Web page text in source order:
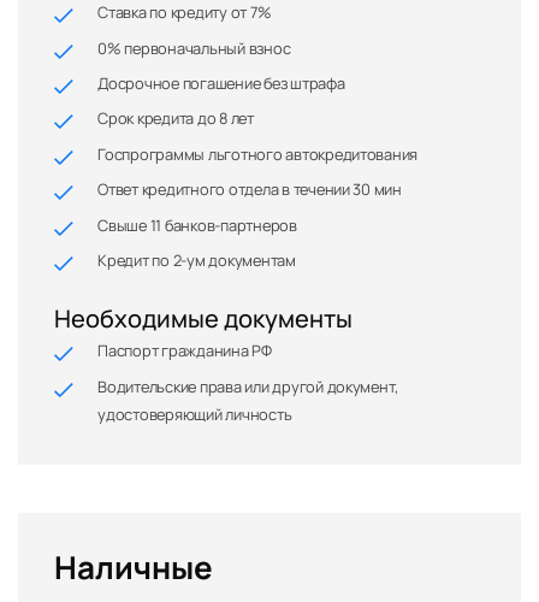
Ставка по кредиту от 7%
0% первоначальный взнос
Досрочное погашение без штрафа
Срок кредита до 8 лет
Госпрограммы льготного автокредитования
Ответ кредитного отдела в течении 30 мин
Свыше 11 банков-партнеров
Кредит по 2-ум документам
Необходимые документы
Паспорт гражданина РФ
Водительские права или другой документ,
удостоверяющий личность
Наличные